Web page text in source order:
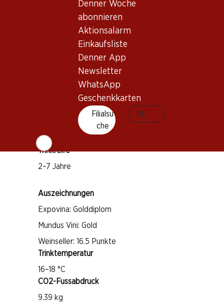
Denner Woche
abonnieren
Aktionsalarm
Einkaufsliste
Denner App
Newsletter
WhatsApp
Geschenkkarten
Filialsu
che
DE
Wissenswertes
Rotwein
Trinkreife
2–7 Jahre
Auszeichnungen
Expovina: Golddiplom
Mundus Vini: Gold
Weinseller: 16.5 Punkte
Trinktemperatur
16–18 °C
CO2-Fussabdruck
9.39 kg